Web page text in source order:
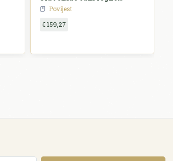
Hungariae
Povijest
€ 159,27